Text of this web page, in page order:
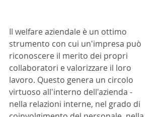
Il welfare aziendale è un ottimo
strumento con cui un'impresa può
riconoscere il merito dei propri
collaboratori e valorizzare il loro
lavoro. Questo genera un circolo
virtuoso all'interno dell'azienda -
nella relazioni interne, nel grado di